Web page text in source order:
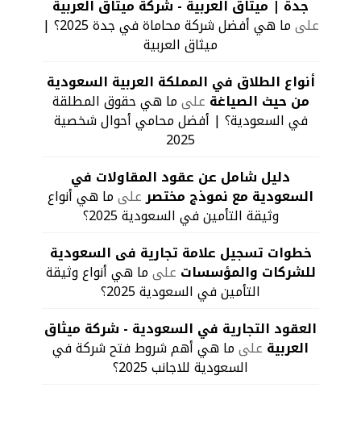
جدة | ميثاق العربية - شركة ميثاق العربية
على ما هي أفضل شركة محاماة في جدة 2025؟ |
ميثاق العربية
أنواع الطلاق في المملكة العربية السعودية
من حيث الصياغة علىما هي حقوق المطلقة
في السعودية؟ | أفضل محامي أحوال شخصية
2025
دليل شامل عن عقود المقاولات في
السعودية مع نموذج مختصرعلىما هي أنواع
وثيقة التأمين في السعودية 2025؟
خطوات تسجيل علامة تجارية فى السعودية
للشركات والمؤسسات علىما هي أنواع وثيقة
التأمين في السعودية 2025؟
العقود التجارية في السعودية - شركة ميثاق
العربية علىما هي أهم شروط فتح شركة في
السعودية للاجانب 2025؟